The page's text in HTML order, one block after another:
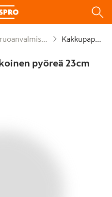
Kakkupaperit
pyöreä 23cm